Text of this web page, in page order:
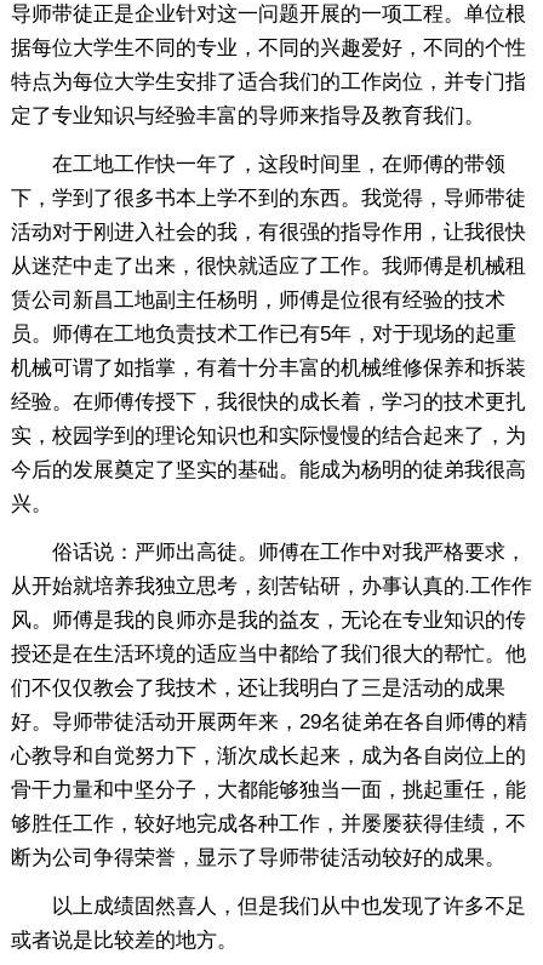
导师带徒正是企业针对这一问题开展的一项工程。单位根
据每位大学生不同的专业，不同的兴趣爱好，不同的个性
特点为每位大学生安排了适合我们的工作岗位，并专门指
定了专业知识与经验丰富的导师来指导及教育我们。
在工地工作快一年了，这段时间里，在师傅的带领
下，学到了很多书本上学不到的东西。我觉得，导师带徒
活动对于刚进入社会的我，有很强的指导作用，让我很快
从迷茫中走了出来，很快就适应了工作。我师傅是机械租
赁公司新昌工地副主任杨明，师傅是位很有经验的技术
员。师傅在工地负责技术工作已有5年，对于现场的起重
机械可谓了如指掌，有着十分丰富的机械维修保养和拆装
经验。在师傅传授下，我很快的成长着，学习的技术更扎
实，校园学到的理论知识也和实际慢慢的结合起来了，为
今后的发展奠定了坚实的基础。能成为杨明的徒弟我很高
兴。
俗话说：严师出高徒。师傅在工作中对我严格要求，
从开始就培养我独立思考，刻苦钻研，办事认真的.工作作
风。师傅是我的良师亦是我的益友，无论在专业知识的传
授还是在生活环境的适应当中都给了我们很大的帮忙。他
们不仅仅教会了我技术，还让我明白了三是活动的成果
好。导师带徒活动开展两年来，29名徒弟在各自师傅的精
心教导和自觉努力下，渐次成长起来，成为各自岗位上的
骨干力量和中坚分子，大都能够独当一面，挑起重任，能
够胜任工作，较好地完成各种工作，并屡屡获得佳绩，不
断为公司争得荣誉，显示了导师带徒活动较好的成果。
以上成绩固然喜人，但是我们从中也发现了许多不足
或者说是比较差的地方。